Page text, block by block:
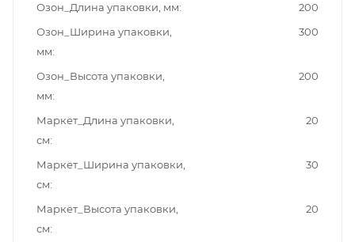
Озон_Длина упаковки, мм
200
Озон_Ширина упаковки,
мм
300
Озон_Высота упаковки,
мм
200
Маркет_Длина упаковки,
см
20
Маркет_Ширина упаковки,
см
30
Маркет_Высота упаковки,
см
20